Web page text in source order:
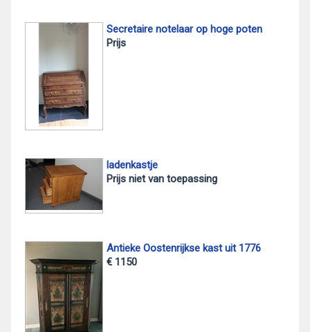
Secretaire notelaar op hoge poten
Prijs
ladenkastje
Prijs niet van toepassing
Antieke Oostenrijkse kast uit 1776
€ 1150